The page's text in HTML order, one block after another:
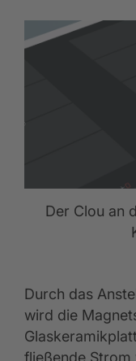
Der Clou an
Durch das
wird die
fließende Strom